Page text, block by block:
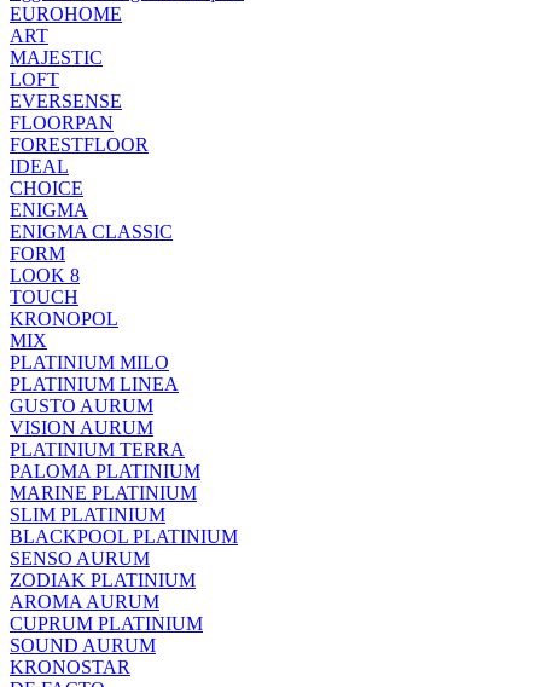
EUROHOME
ART
MAJESTIC
LOFT
EVERSENSE
FLOORPAN
FORESTFLOOR
IDEAL
CHOICE
ENIGMA
ENIGMA CLASSIC
FORM
LOOK 8
TOUCH
KRONOPOL
MIX
PLATINIUM MILO
PLATINIUM LINEA
GUSTO AURUM
VISION AURUM
PLATINIUM TERRA
PALOMA PLATINIUM
MARINE PLATINIUM
SLIM PLATINIUM
BLACKPOOL PLATINIUM
SENSO AURUM
ZODIAK PLATINIUM
AROMA AURUM
CUPRUM PLATINIUM
SOUND AURUM
KRONOSTAR